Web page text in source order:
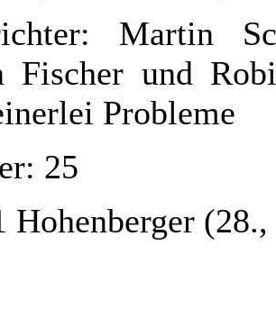
Martin
Fischer und
Probleme
25
Hohenberger